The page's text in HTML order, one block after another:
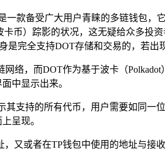
一款备受广大用户青睐的多链钱包，
卡币）踪影的状况，这无疑给众多投
完全支持DOT存储和交易的，若出
络，而DOT作为基于波卡（
中显示出来。
支持的所有代币，用户需要如同一
呈现。
又或者在TP钱包中使用的地址与接